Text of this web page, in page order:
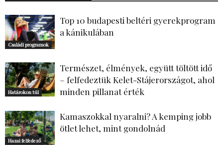
Családi programok
Top 10 budapesti beltéri gyerekprogram
a kánikulában
Határokon túl
Természet, élmények, együtt töltött idő
– felfedeztük Kelet-Stájerországot, ahol
minden pillanat érték
Hazai felfedező
Kamaszokkal nyaralni? A kemping jobb
ötlet lehet, mint gondolnád